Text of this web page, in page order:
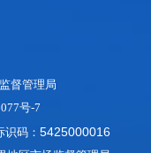
督管理局
号-7
码： 5425000016